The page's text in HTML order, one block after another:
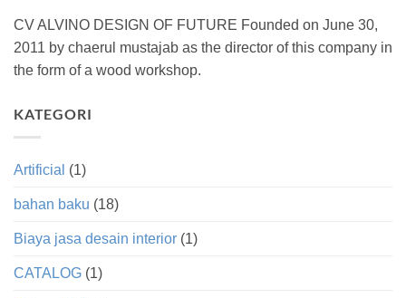
CV ALVINO DESIGN OF FUTURE Founded on June 30,
2011 by chaerul mustajab as the director of this company in
the form of a wood workshop.
KATEGORI
Artificial (1)
bahan baku (18)
Biaya jasa desain interior (1)
CATALOG (1)